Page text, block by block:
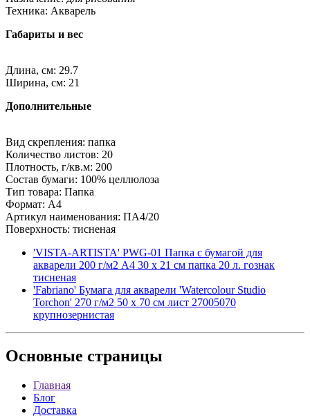
Техника: Акварель
Габариты и вес
Длина, см: 29.7
Ширина, см: 21
Дополнительные
Вид скрепления: папка
Количество листов: 20
Плотность, г/кв.м: 200
Состав бумаги: 100% целлюлоза
Тип товара: Папка
Формат: A4
Артикул наименования: ПА4/20
Поверхность: тисненая
'VISTA-ARTISTA' PWG-01 Папка с бумагой для
акварели 200 г/м2 A4 30 х 21 см папка 20 л. гознак
тисненая
'Fabriano' Бумага для акварели 'Watercolour Studio
Torchon' 270 г/м2 50 х 70 см лист 27005070
крупнозернистая
Основные страницы
Главная
Блог
Доставка